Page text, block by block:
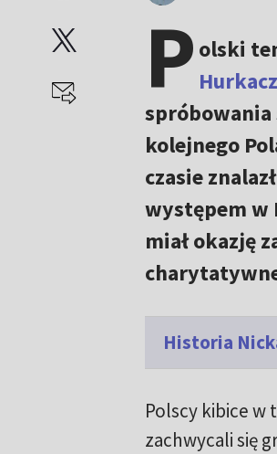
P olski
spróbowania
kolejnego
czasie
występem w
miał okazję
Historia
Polscy kibice w
zachwycali się